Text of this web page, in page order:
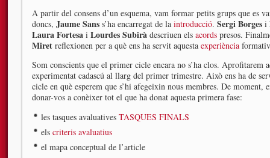
A partir del consens d’un esquema, vam formar petits grups que es
doncs, Jaume Sans s’ha encarregat de la introducció. Sergi Borges i
Laura Fortesa i Lourdes Subirà descriuen els acords presos.
Miret reflexionen per a què ens ha servit aquesta experiència
Som conscients que el primer cicle encara no s’ha clos. Aprofitarem
experimentat cadascú al llarg del primer trimestre. Això ens ha de
cicle en què esperem que s’hi afegeixin nous membres. De moment,
donar-vos a conèixer tot el que ha donat aquesta primera fase:
les tasques avaluatives TASQUES FINALS
els criteris avaluatius
el mapa conceptual de l’article